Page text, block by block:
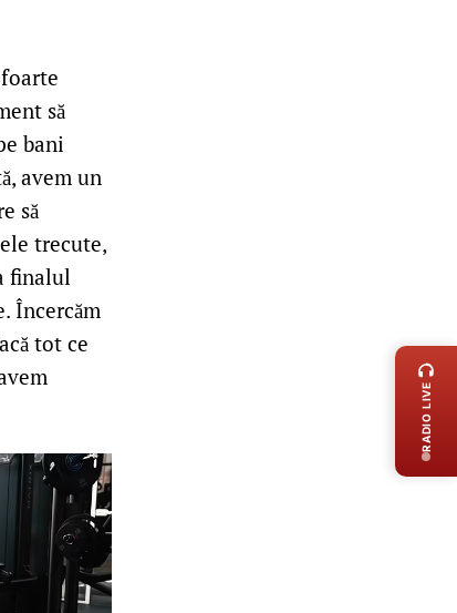
să
bani
avem un
să
trecute,
finalul
Încercăm
tot ce
RADIO LIVE